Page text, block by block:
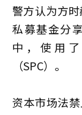
警方认为方
私募基金分
中，使用
（SPC）。
资本市场法